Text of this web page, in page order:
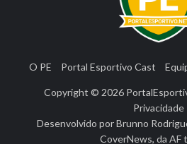
O PE Portal Esportivo Cast
Copyright © 2026
Privacidade
Desenvolvido porBrunno
CoverNews, da AF